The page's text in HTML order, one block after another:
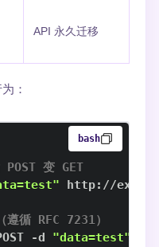
API 永久迁移
：
bash
变 GET
循 RFC 7231）
-d "data=test"